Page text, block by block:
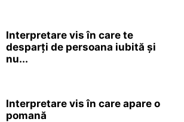
Interpretare vis în care te
desparți de persoana iubită și
nu...
Interpretare vis în care apare o
pomană